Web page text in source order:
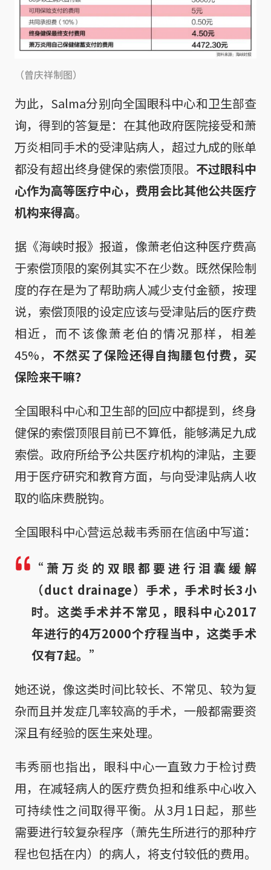
（曾庆祥制图）
为此，Salma分别向全国眼科中心和卫生部查
询，得到的答复是：在其他政府医院接受和萧
万炎相同手术的受津贴病人，超过九成的账单
都没有超出终身健保的索偿顶限。 不过眼科中
心作为高等医疗中心，费用会比其他公共医疗
机构来得高。
据《海峡时报》报道，像萧老伯这种医疗费高
于索偿顶限的案例其实不在少数。既然保险制
度的存在是为了帮助病人减少支付金额，按理
说，索偿顶限的设定应该与受津贴后的医疗费
相近，而不该像萧老伯的情况那样，相差
45%， 不然买了保险还得自掏腰包付费，买
保险来干嘛？
全国眼科中心和卫生部的回应中都提到，终身
健保的索偿顶限目前已不算低，能够满足九成
索偿。政府所给予公共医疗机构的津贴，主要
用于医疗研究和教育方面，与向受津贴病人收
取的临床费脱钩。
全国眼科中心营运总裁韦秀丽在信函中写道：
“萧万炎的双眼都要进行泪囊缓解
（duct drainage）手术，手术时长3小
时。这类手术并不常见，眼科中心2017
年进行的4万2000个疗程当中，这类手术
仅有7起。”
她还说，像这类时间比较长、不常见、较为复
杂而且并发症几率较高的手术，一般都需要资
深且有经验的医生来处理。
韦秀丽也指出，眼科中心一直致力于检讨费
用，在减轻病人的医疗费负担和维系中心收入
可持续性之间取得平衡。从3月1日起，那些
需要进行较复杂程序（萧先生所进行的那种疗
程也包括在内）的病人，将支付较低的费用。